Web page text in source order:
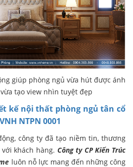
giúp phòng ngủ vừa hút được ánh
tạo view nhìn tuyệt đẹp
kế nội thất phòng ngủ tân cổ
NTPN 0001
công ty đã tạo niềm tin, thương
khách hàng. Công ty CP Kiến Trúc
luôn nỗ lực mang đến những công